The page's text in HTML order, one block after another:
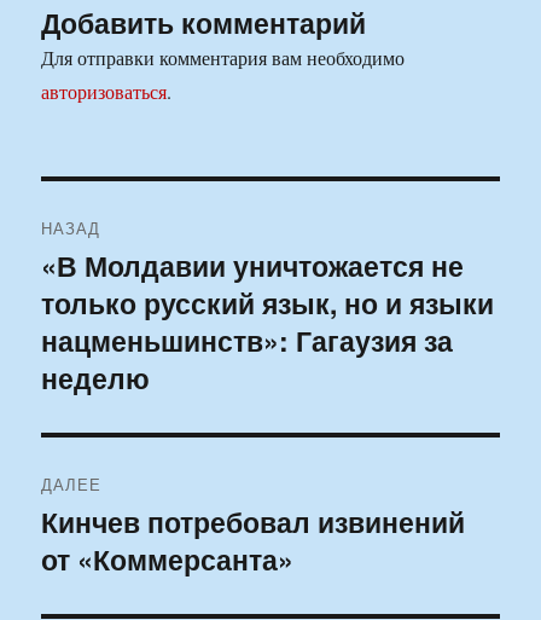
Добавить комментарий
Для отправки комментария вам необходимо
авторизоваться.
по
записям
НАЗАД
Предыдущая
запись:
«В Молдавии уничтожается не
только русский язык, но и языки
нацменьшинств»: Гагаузия за
неделю
ДАЛЕЕ
Следующая
запись:
Кинчев потребовал извинений
от «Коммерсанта»